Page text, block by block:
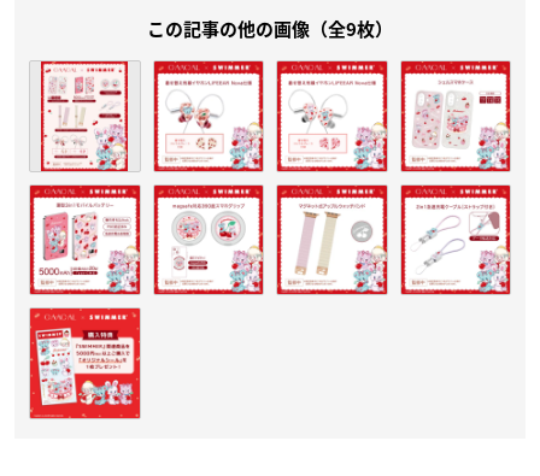
この記事の他の画像（全9枚）